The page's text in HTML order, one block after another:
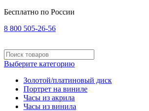
Бесплатно по России
8 800 505-26-56
Выберите категорию
Золотой/платиновый диск
Портрет на виниле
Часы из акрила
Часы из винила